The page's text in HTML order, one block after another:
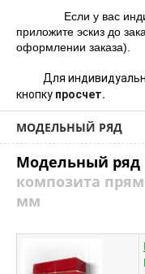
Если у вас индивидуальный макет продукции-
приложите эскиз до
оформлении заказа).
Для
кнопку просчет.
МОДЕЛЬНЫЙ РЯД
Модельный ряд
композита
мм